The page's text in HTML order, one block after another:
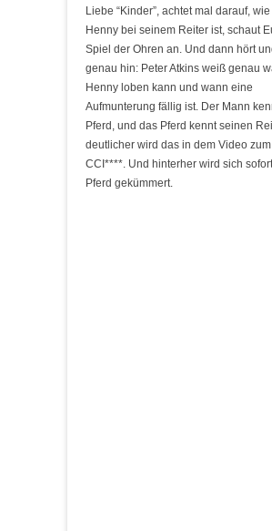
Liebe “Kinder”, achtet mal darauf,
Henny bei seinem Reiter ist, schaut
Spiel der Ohren an. Und dann hört
genau hin: Peter Atkins weiß genau
Henny loben kann und wann eine
Aufmunterung fällig ist. Der Mann
Pferd, und das Pferd kennt seinen
deutlicher wird das in dem Video
CCI****. Und hinterher wird sich
Pferd gekümmert.